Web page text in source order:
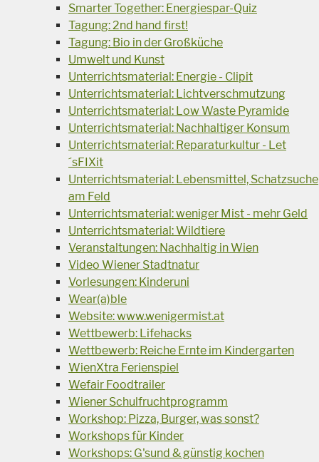
Smarter Together: Energiespar-Quiz
Tagung: 2nd hand first!
Tagung: Bio in der Großküche
Umwelt und Kunst
Unterrichtsmaterial: Energie - Clipit
Unterrichtsmaterial: Lichtverschmutzung
Unterrichtsmaterial: Low Waste Pyramide
Unterrichtsmaterial: Nachhaltiger Konsum
Unterrichtsmaterial: Reparaturkultur - Let
´sFIXit
Unterrichtsmaterial: Lebensmittel, Schatzsuche
am Feld
Unterrichtsmaterial: weniger Mist - mehr Geld
Unterrichtsmaterial: Wildtiere
Veranstaltungen: Nachhaltig in Wien
Video Wiener Stadtnatur
Vorlesungen: Kinderuni
Wear(a)ble
Website: www.wenigermist.at
Wettbewerb: Lifehacks
Wettbewerb: Reiche Ernte im Kindergarten
WienXtra Ferienspiel
Wefair Foodtrailer
Wiener Schulfruchtprogramm
Workshop: Pizza, Burger, was sonst?
Workshops für Kinder
Workshops: G'sund & günstig kochen